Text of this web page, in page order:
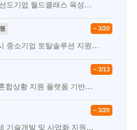
선도기업 월드클래스 육성…
~ 3/20
중소기업 토탈솔루션 지원…
~ 3/13
합상황 지원 플랫폼 기반…
~ 3/20
기술개발 및 사업화 지원…